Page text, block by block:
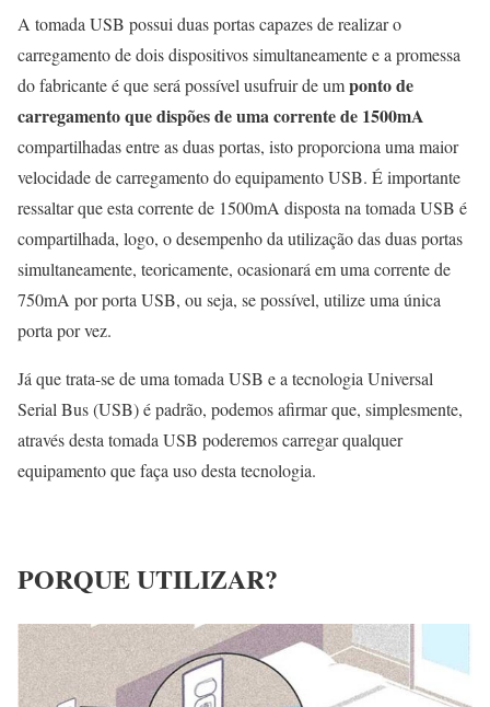
A tomada USB possui duas portas capazes de realizar o
carregamento de dois dispositivos simultaneamente e a promessa
do fabricante é que será possível usufruir de umponto de
carregamento que dispões de uma corrente de 1500mA
compartilhadas entre as duas portas, isto proporciona uma maior
velocidade de carregamento do equipamento USB. É importante
ressaltar que esta corrente de 1500mA disposta na tomada USB é
compartilhada, logo, o desempenho da utilização das duas portas
simultaneamente, teoricamente, ocasionará em uma corrente de
750mA por porta USB, ou seja, se possível, utilize uma única
porta por vez.
Já que trata-se de uma tomada USB e a tecnologia Universal
Serial Bus (USB) é padrão, podemos afirmar que, simplesmente,
através desta tomada USB poderemos carregar qualquer
equipamento que faça uso desta tecnologia.
PORQUE UTILIZAR?